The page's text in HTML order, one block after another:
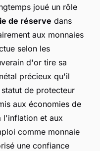
joué un rôle
de réserve dans
aux monnaies
selon les
d'or tire sa
précieux qu'il
de protecteur
aux économies de
l'inflation et aux
comme monnaie
une confiance